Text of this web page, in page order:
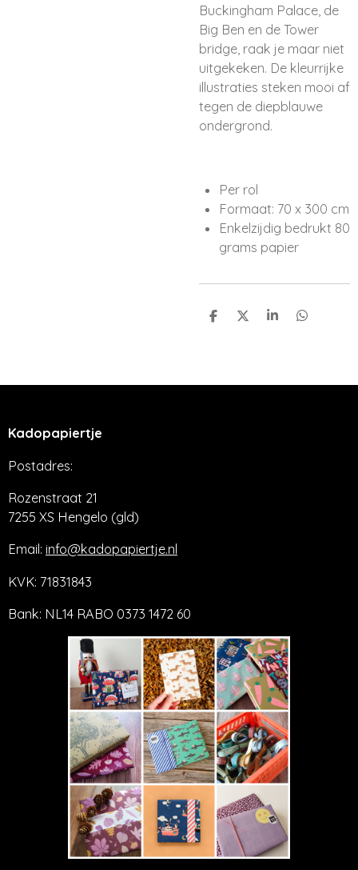
Buckingham Palace, de
Big Ben en de Tower
bridge, raak je maar niet
uitgekeken. De kleurrijke
illustraties steken mooi af
tegen de diepblauwe
ondergrond.
Per rol
Formaat: 70 x 300 cm
Enkelzijdig bedrukt 80
grams papier
D
D
S
D
Kadopapiertje
Postadres:
Rozenstraat 21
7255 XS Hengelo (gld)
Email: info@kadopapiertje.nl
KVK: 71831843
Bank: NL14 RABO 0373 1472 60